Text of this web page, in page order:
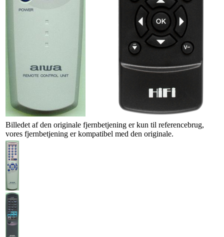
Billedet af den originale fjernbetjening er kun til referencebrug,
vores fjernbetjening er kompatibel med den originale.